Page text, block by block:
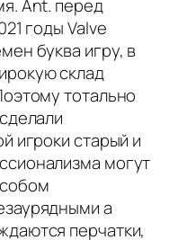
Ant. перед
годы Valve
буква игру, в
склад
тотально
игроки старый и
могут
а
перчатки,